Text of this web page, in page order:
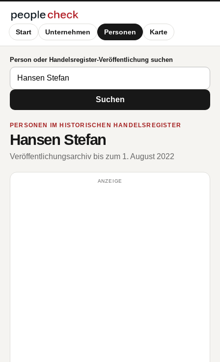
Start Unternehmen Personen Karte
Person oder Handelsregister-Veröffentlichung suchen
Suchen
PERSONEN IM HISTORISCHEN HANDELSREGISTER
Hansen Stefan
Veröffentlichungsarchiv bis zum 1. August 2022
ANZEIGE